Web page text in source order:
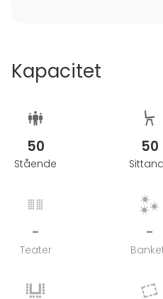
Kapacitet
50
Stående
50
-
Teater
-